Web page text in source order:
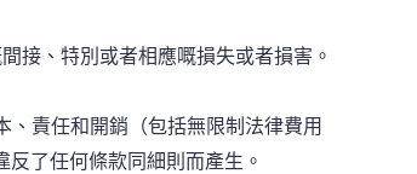
接、特別或者相應嘅損失或者損害。
、責任和開銷（包括無限制法律費用
了任何條款同細則而產生。